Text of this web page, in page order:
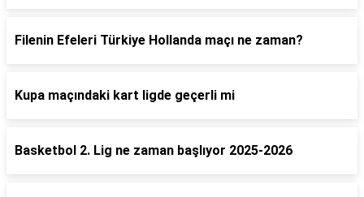
Filenin Efeleri Türkiye Hollanda maçı ne zaman?
Kupa maçındaki kart ligde geçerli mi
Basketbol 2. Lig ne zaman başlıyor 2025-2026